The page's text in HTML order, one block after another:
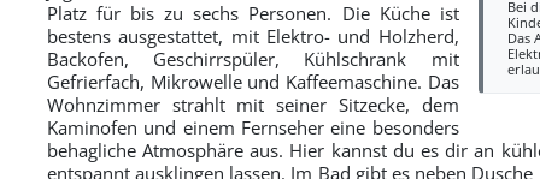
Bei
Das
Platz für bis zu sechs Personen. Die Küche ist
bestens ausgestattet, mit Elektro- und Holzherd,
Backofen, Geschirrspüler, Kühlschrank mit
Gefrierfach, Mikrowelle und Kaffeemaschine. Das
Wohnzimmer strahlt mit seiner Sitzecke, dem
Kaminofen und einem Fernseher eine besonders
behagliche Atmosphäre aus. Hier kannst du es dir an
entspannt ausklingen lassen. Im Bad gibt es neben